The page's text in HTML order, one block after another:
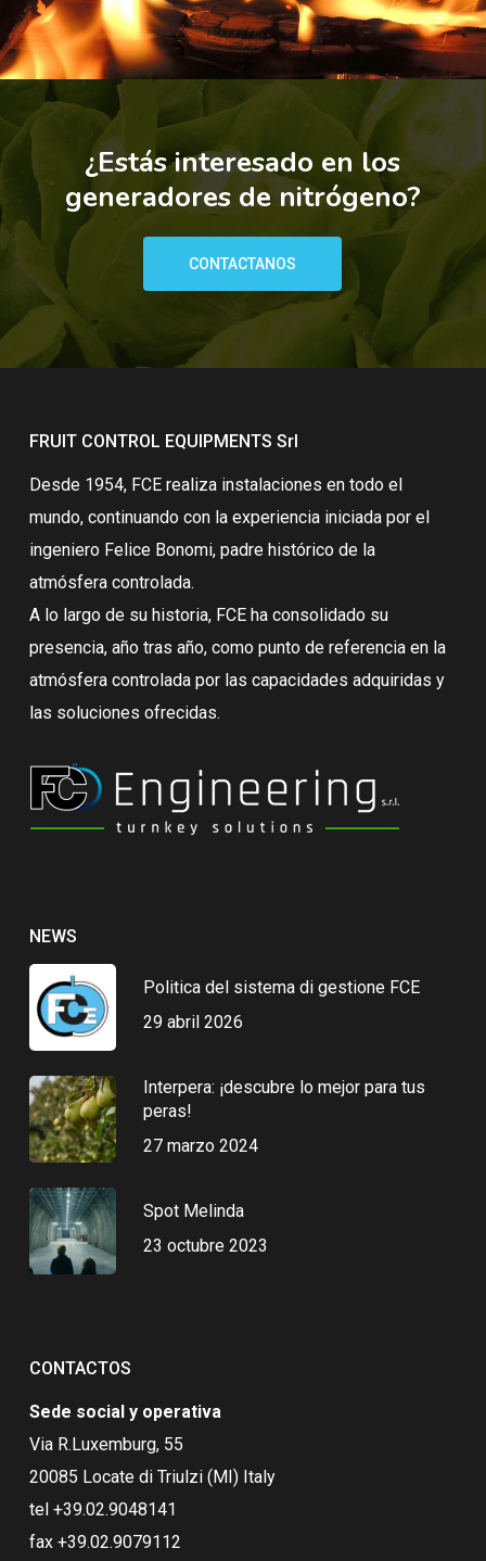
¿Estás interesado en los
generadores de nitrógeno?
CONTACTANOS
FRUIT CONTROL EQUIPMENTS Srl
Desde 1954, FCE realiza instalaciones en todo el
mundo, continuando con la experiencia iniciada por el
ingeniero Felice Bonomi, padre histórico de la
atmósfera controlada.
A lo largo de su historia, FCE ha consolidado su
presencia, año tras año, como punto de referencia en la
atmósfera controlada por las capacidades adquiridas y
las soluciones ofrecidas.
NEWS
Politica del sistema di gestione FCE
29 abril 2026
Interpera: ¡descubre lo mejor para tus
peras!
27 marzo 2024
Spot Melinda
23 octubre 2023
CONTACTOS
Sede social y operativa
Via R.Luxemburg, 55
20085 Locate di Triulzi (MI) Italy
tel +39.02.9048141
fax +39.02.9079112